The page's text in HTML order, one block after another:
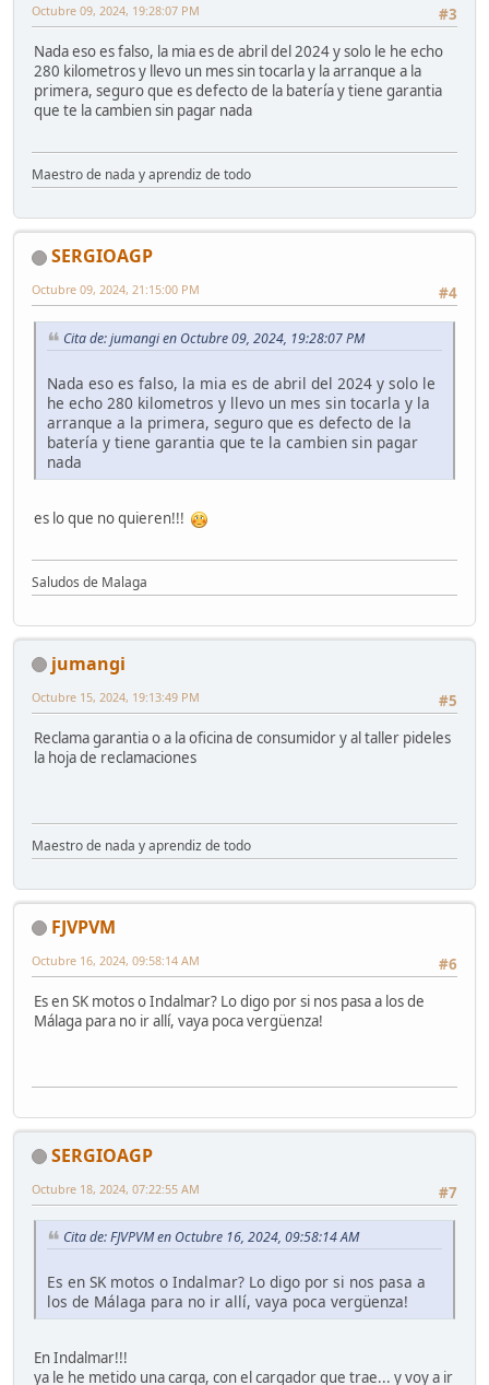
#3
Octubre 09, 2024, 19:28:07 PM
Nada eso es falso, la mia es de abril del 2024 y solo le he echo
280 kilometros y llevo un mes sin tocarla y la arranque a la
primera, seguro que es defecto de la batería y tiene garantia
que te la cambien sin pagar nada
Maestro de nada y aprendiz de todo
SERGIOAGP
#4
Octubre 09, 2024, 21:15:00 PM
Cita de: jumangi en Octubre 09, 2024, 19:28:07 PM
Nada eso es falso, la mia es de abril del 2024 y solo le
he echo 280 kilometros y llevo un mes sin tocarla y la
arranque a la primera, seguro que es defecto de la
batería y tiene garantia que te la cambien sin pagar
nada
es lo que no quieren!!!
Saludos de Malaga
jumangi
#5
Octubre 15, 2024, 19:13:49 PM
Reclama garantia o a la oficina de consumidor y al taller pideles
la hoja de reclamaciones
Maestro de nada y aprendiz de todo
FJVPVM
#6
Octubre 16, 2024, 09:58:14 AM
Es en SK motos o Indalmar? Lo digo por si nos pasa a los de
Málaga para no ir allí, vaya poca vergüenza!
SERGIOAGP
#7
Octubre 18, 2024, 07:22:55 AM
Cita de: FJVPVM en Octubre 16, 2024, 09:58:14 AM
Es en SK motos o Indalmar? Lo digo por si nos pasa a
los de Málaga para no ir allí, vaya poca vergüenza!
En Indalmar!!!
ya le he metido una carga, con el cargador que trae... y voy a ir